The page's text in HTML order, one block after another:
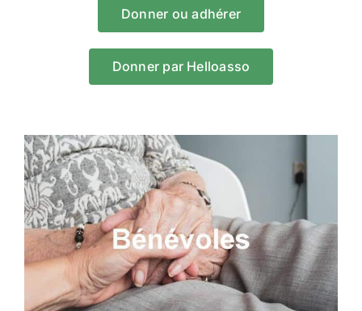
Donner ou adhérer
Donner par Helloasso